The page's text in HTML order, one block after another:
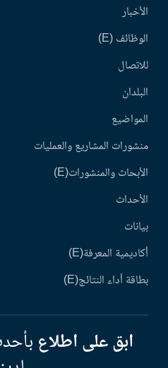
الأخبار
الوظائف (E)
للاتصال
البلدان
المواضيع
منشورات المشاريع والعمليات
الأبحاث والمنشورات(E)
الأحداث
بيانات
أكاديمية المعرفة(E)
بطاقة أداء النتائج(E)
ابق على اطلاع